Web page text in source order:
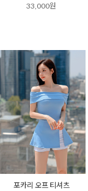
33,000원
포카리 오프 티셔츠